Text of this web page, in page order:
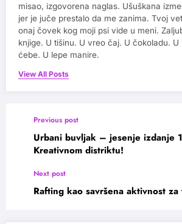
misao, izgovorena naglas. Ušuškana
jer je juče prestalo da me zanima. Tvoj
onaj čovek kog moji psi vide u meni.
knjige. U tišinu. U vreo čaj. U čokoladu.
ćebe. U lepe manire.
View All Posts
Previous post
Urbani buvljak – jesenje izdanje
Kreativnom distriktu!
Next post
Rafting kao savršena aktivnost